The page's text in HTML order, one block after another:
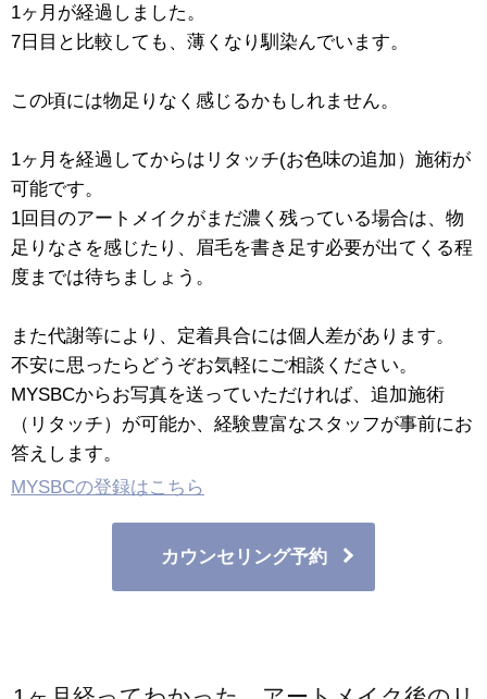
1ヶ月が経過しました。
7日目と比較しても、薄くなり馴染んでいます。
この頃には物足りなく感じるかもしれません。
1ヶ月を経過してからはリタッチ(お色味の追加）施術が
可能です。
1回目のアートメイクがまだ濃く残っている場合は、物
足りなさを感じたり、眉毛を書き足す必要が出てくる程
度までは待ちましょう。
また代謝等により、定着具合には個人差があります。
不安に思ったらどうぞお気軽にご相談ください。
MYSBCからお写真を送っていただければ、追加施術
（リタッチ）が可能か、経験豊富なスタッフが事前にお
答えします。
MYSBCの登録はこちら
カウンセリング予約